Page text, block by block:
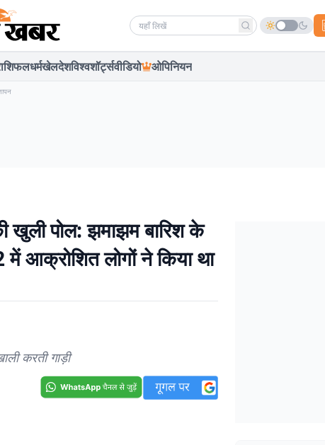
Search news
धर्मखेलदेशविश्वशॉर्ट्सवीडियो ओपिनियन
खुली पोल: झमाझम बारिश के
आक्रोशित लोगों ने किया था
करती गाड़ी